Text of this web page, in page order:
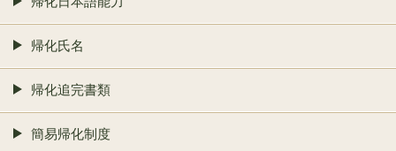
帰化氏名
帰化追完書類
簡易帰化制度